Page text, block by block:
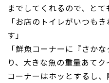
までしてくれるので、と
「お店のトイレがいつも
す」
「鮮魚コーナーに『さか
り、大きな魚の重量あて
コーナーはホッとするし